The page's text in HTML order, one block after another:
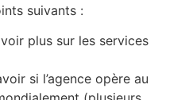
suivants :
plus sur les services
si l’agence opère au